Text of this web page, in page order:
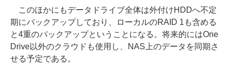
このほかにもデータドライブ全体は外付けHDDへ不定
期にバックアップしており、ローカルのRAID 1も含める
と4重のバックアップということになる。将来的にはOne
Drive以外のクラウドも使用し、NAS上のデータを同期さ
せる予定である。